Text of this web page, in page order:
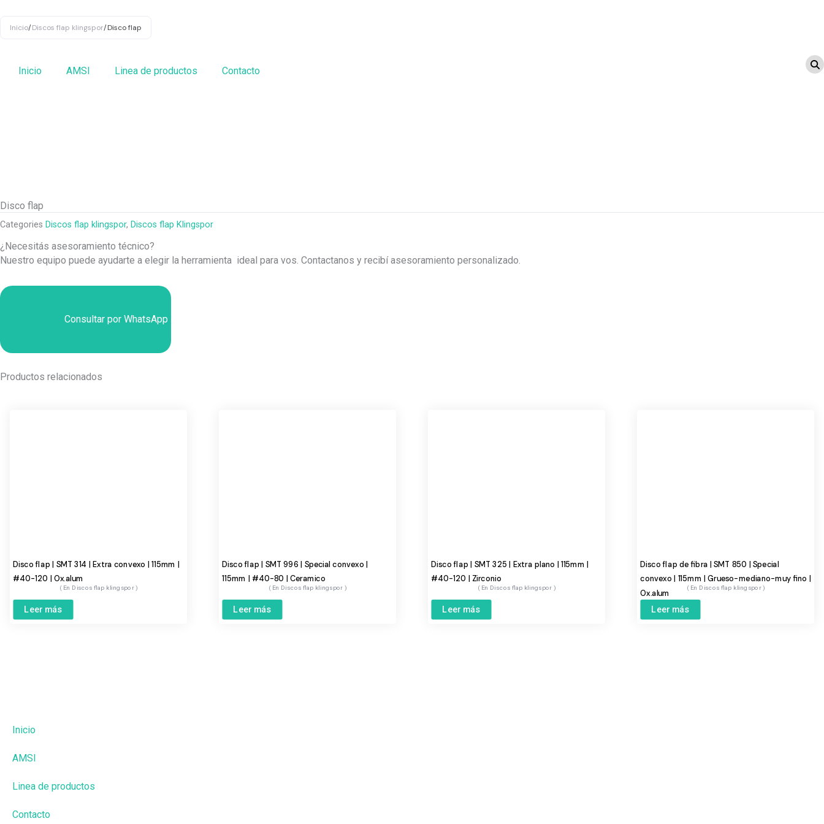
Inicio AMSI Linea de productos Contacto
Inicio/Discos flap klingspor/Disco flap
Disco flap
Categories Discos flap klingspor, Discos flap Klingspor
¿Necesitás asesoramiento técnico?
Nuestro equipo puede ayudarte a elegir la herramienta ideal para vos. Contactanos y recibí asesoramiento personalizado.
Consultar por WhatsApp
Productos relacionados
Disco flap | SMT 314 | Extra convexo | 115mm |
#40-120 | Ox.alum
Discos flap klingspor
Leer más
Disco flap | SMT 996 | Special convexo |
115mm | #40-80 | Ceramico
Discos flap klingspor
Leer más
Disco flap | SMT 325 | Extra plano | 115mm |
#40-120 | Zirconio
Discos flap klingspor
Leer más
Disco flap de fibra | SMT 850 | Special
convexo | 115mm | Grueso-mediano-muy fino |
Ox.alum
Discos flap klingspor
Leer más
Inicio
AMSI
Linea de productos
Contacto